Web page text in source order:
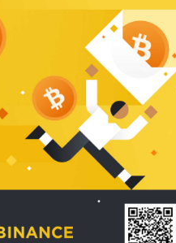
khuẩn và nấm mốc trong điều kiện
thời tiết nóng ẩm. Bạn có thể tìm hiểu
thêm các nghiên cứu khoa học về tác
động của giấc ngủ và môi trường
phòng ngủ đối với sức khỏe con
người tại Sleep Foundation (External
Link) để có cái nhìn toàn diện hơn.
2. Các tiêu chí vàng khi lựa chọn
chăn ga gối đệm cao cấp cho phòng
ngủ
Để sở hữu một bộ chăn ga gối đệm
cao cấp hoàn hảo cả về thẩm mỹ lẫn
công năng, người tiêu dùng cần cân
nhắc kỹ lưỡng các tiêu chí quan trọng